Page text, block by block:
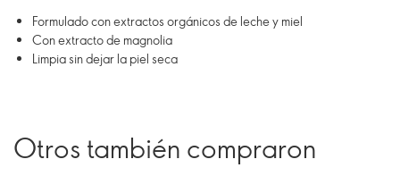
Formulado con extractos orgánicos de leche y miel
Con extracto de magnolia
Limpia sin dejar la piel seca
Otros también compraron